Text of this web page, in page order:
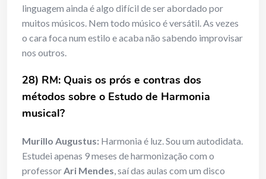
linguagem ainda é algo difícil de ser abordado por
muitos músicos. Nem todo músico é versátil. As vezes
o cara foca num estilo e acaba não sabendo improvisar
nos outros.
28) RM: Quais os prós e contras dos
métodos sobre o Estudo de Harmonia
musical?
Murillo Augustus: Harmonia é luz. Sou um autodidata.
Estudei apenas 9 meses de harmonização com o
professorAri Mendes, saí das aulas com um disco